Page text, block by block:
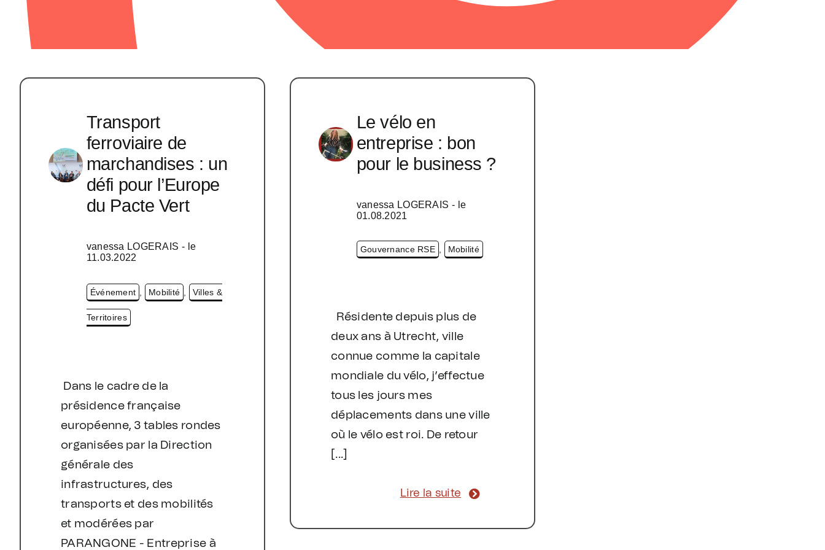
Transport
ferroviaire de
marchandises : un
défi pour l’Europe
du Pacte Vert
vanessa LOGERAIS - le
11.03.2022
Événement Mobilité Villes &
Territoires
Dans le cadre de la
présidence française
européenne, 3 tables rondes
organisées par la Direction
générale des
infrastructures, des
transports et des mobilités
et modérées par
PARANGONE - Entreprise à
Le vélo en
entreprise : bon
pour le business ?
vanessa LOGERAIS - le
01.08.2021
Gouvernance RSE Mobilité
Résidente depuis plus de
deux ans à Utrecht, ville
connue comme la capitale
mondiale du vélo, j’effectue
tous les jours mes
déplacements dans une ville
où le vélo est roi. De retour
[...]
Lire la suite